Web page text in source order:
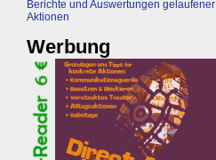
Berichte und Auswertungen gelaufener
Aktionen
Werbung